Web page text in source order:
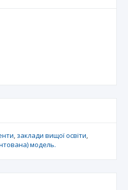
заклади вищої освіти
модель.